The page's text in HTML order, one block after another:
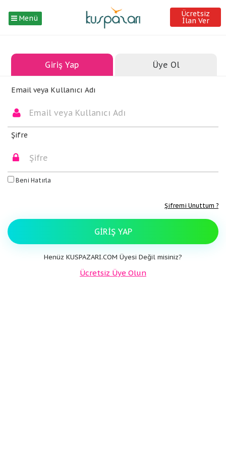
Menü Ücretsiz
İlan Ver
Giriş Yap Üye Ol
Email veya Kullanıcı Adı
Şifre
Beni Hatırla
Şifremi Unuttum ?
GIRIŞ YAP
Henüz KUSPAZARI.COM Üyesi Değil misiniz?
Ücretsiz Üye Olun